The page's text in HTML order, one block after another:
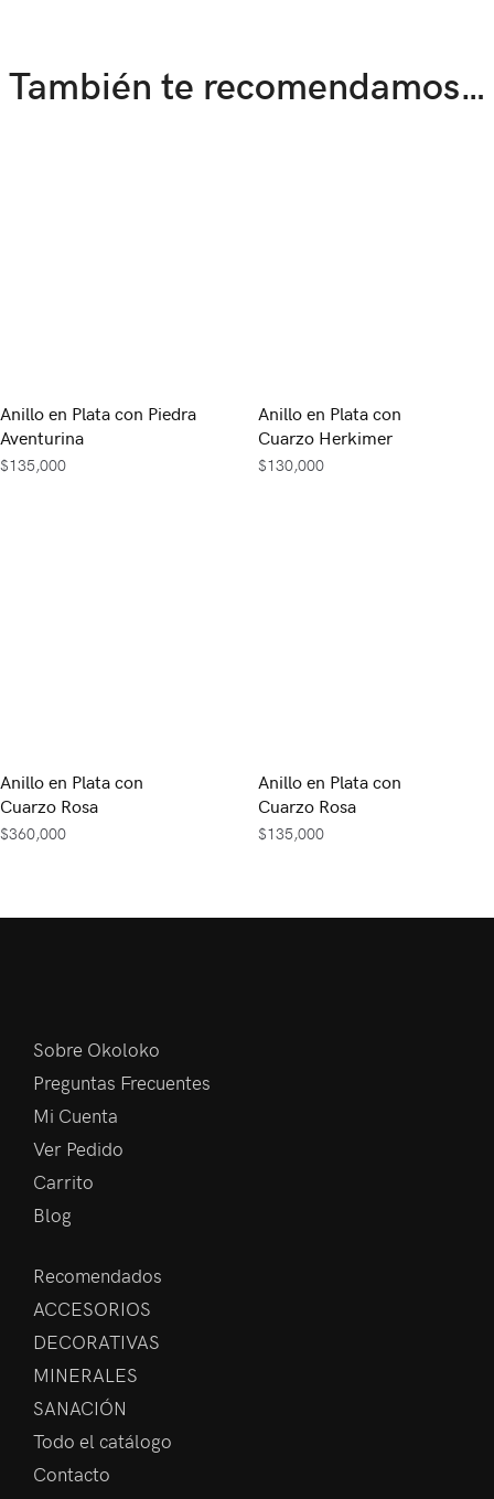
También te recomendamos…
Anillo en Plata con Piedra
Aventurina
$135,000
Anillo en Plata con
Cuarzo Herkimer
$130,000
Anillo en Plata con
Cuarzo Rosa
$360,000
Anillo en Plata con
Cuarzo Rosa
$135,000
Sobre Okoloko
Preguntas Frecuentes
Mi Cuenta
Ver Pedido
Carrito
Blog
Recomendados
ACCESORIOS
DECORATIVAS
MINERALES
SANACIÓN
Todo el catálogo
Contacto